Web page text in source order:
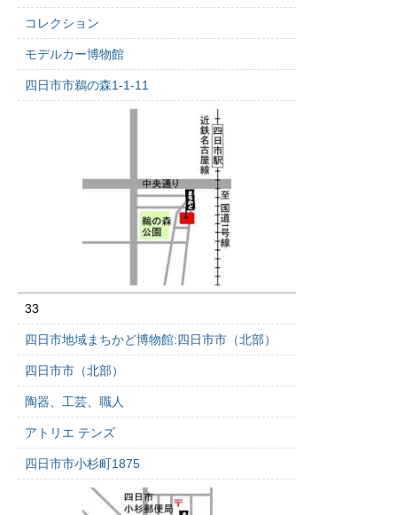
コレクション
モデルカー博物館
四日市市鵜の森1-1-11
33
四日市地域まちかど博物館:四日市市（北部）
四日市市（北部）
陶器、工芸、職人
アトリエ テンズ
四日市市小杉町1875